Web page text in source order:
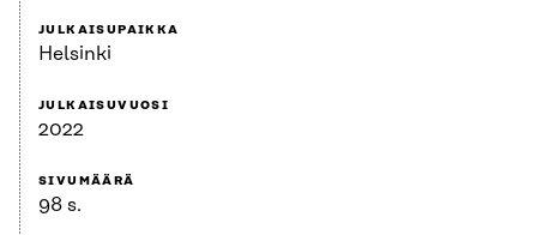
JULKAISUPAIKKA
Helsinki
JULKAISUVUOSI
2022
SIVUMÄÄRÄ
98 s.